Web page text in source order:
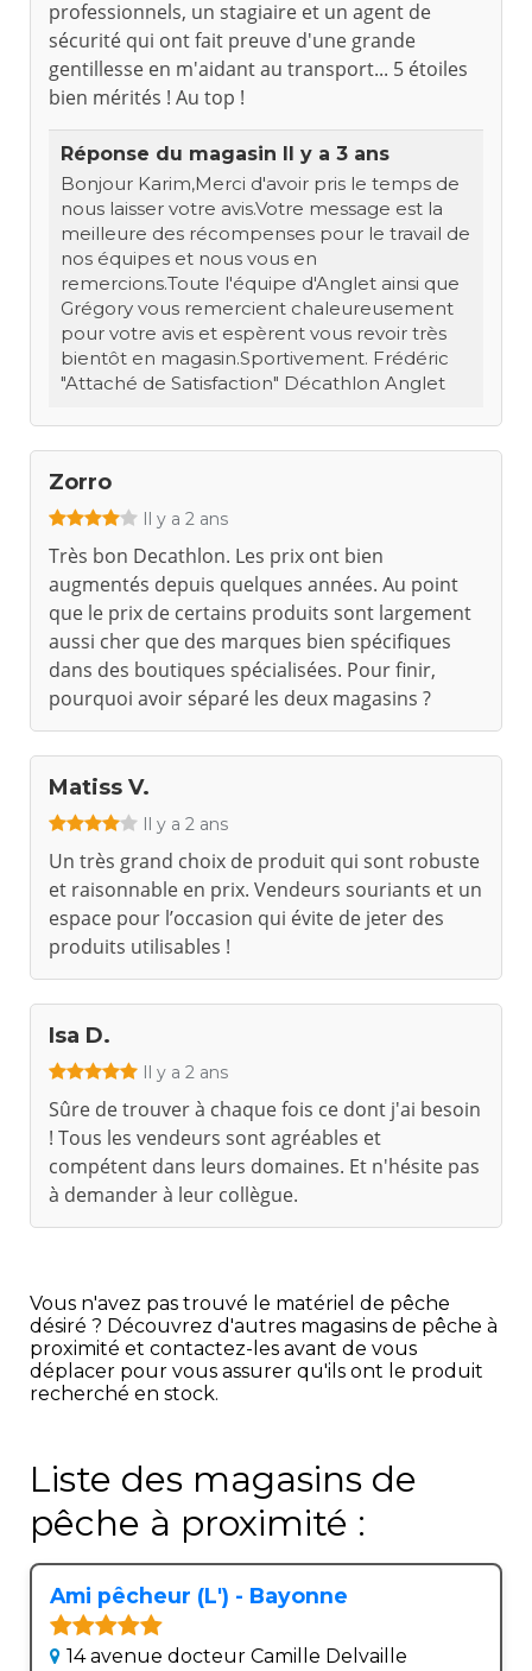
professionnels, un stagiaire et un agent de
sécurité qui ont fait preuve d'une grande
gentillesse en m'aidant au transport... 5 étoiles
bien mérités ! Au top !
Réponse du magasin Il y a 3 ans
Bonjour Karim,Merci d'avoir pris le temps de
nous laisser votre avis.Votre message est la
meilleure des récompenses pour le travail de
nos équipes et nous vous en
remercions.Toute l'équipe d'Anglet ainsi que
Grégory vous remercient chaleureusement
pour votre avis et espèrent vous revoir très
bientôt en magasin.Sportivement. Frédéric
"Attaché de Satisfaction" Décathlon Anglet
Zorro
Il y a 2 ans
Très bon Decathlon. Les prix ont bien
augmentés depuis quelques années. Au point
que le prix de certains produits sont largement
aussi cher que des marques bien spécifiques
dans des boutiques spécialisées. Pour finir,
pourquoi avoir séparé les deux magasins ?
Matiss V.
Il y a 2 ans
Un très grand choix de produit qui sont robuste
et raisonnable en prix. Vendeurs souriants et un
espace pour l’occasion qui évite de jeter des
produits utilisables !
Isa D.
Il y a 2 ans
Sûre de trouver à chaque fois ce dont j'ai besoin
! Tous les vendeurs sont agréables et
compétent dans leurs domaines. Et n'hésite pas
à demander à leur collègue.
Vous n'avez pas trouvé le matériel de pêche
désiré ? Découvrez d'autres magasins de pêche à
proximité et contactez-les avant de vous
déplacer pour vous assurer qu'ils ont le produit
recherché en stock.
Liste des magasins de
pêche à proximité :
Ami pêcheur (L') - Bayonne
14 avenue docteur Camille Delvaille